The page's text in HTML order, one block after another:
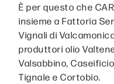
È per questo che
insieme a Fattoria
Vignali di
produttori olio
Valsabbino,
Tignale e Cortobio.